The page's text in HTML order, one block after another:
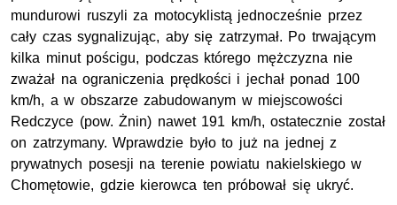
mundurowi ruszyli za motocyklistą jednocześnie przez
cały czas sygnalizując, aby się zatrzymał. Po trwającym
kilka minut pościgu, podczas którego mężczyzna nie
zważał na ograniczenia prędkości i jechał ponad 100
km/h, a w obszarze zabudowanym w miejscowości
Redczyce (pow. Żnin) nawet 191 km/h, ostatecznie został
on zatrzymany. Wprawdzie było to już na jednej z
prywatnych posesji na terenie powiatu nakielskiego w
Chomętowie, gdzie kierowca ten próbował się ukryć.